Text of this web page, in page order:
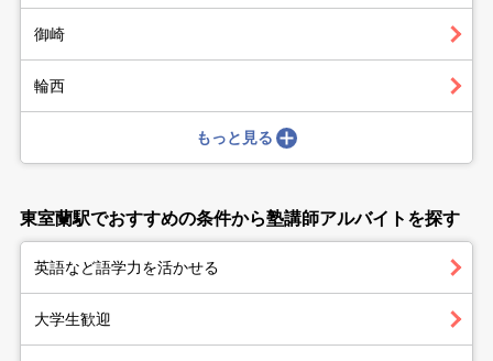
御崎
輪西
もっと見る
東室蘭駅でおすすめの条件から塾講師アルバイトを探す
英語など語学力を活かせる
大学生歓迎